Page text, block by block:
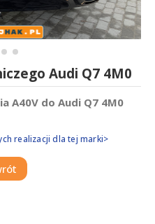
Audi Q7 4M0
A40V do Audi Q7 4M0
realizacji dla tej marki>